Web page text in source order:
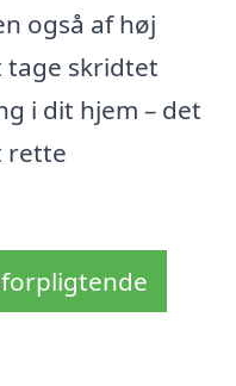
også af høj
tage skridtet
i dit hjem – det
rette